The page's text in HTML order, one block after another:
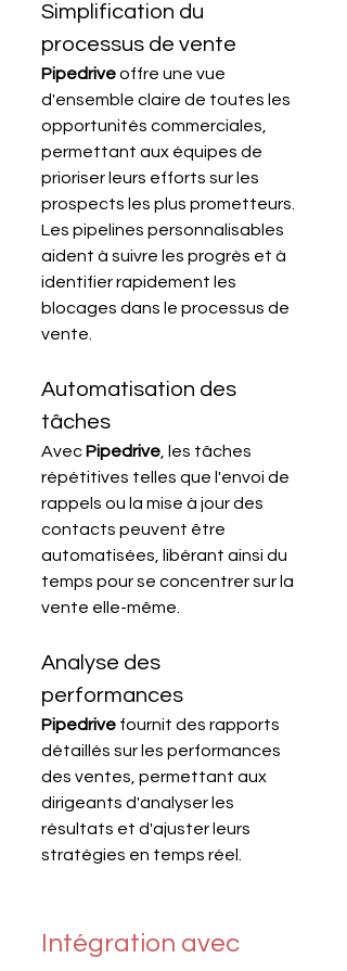
Simplification du
processus de vente
Pipedrive offre une vue
d'ensemble claire de toutes les
opportunités commerciales,
permettant aux équipes de
prioriser leurs efforts sur les
prospects les plus prometteurs.
Les pipelines personnalisables
aident à suivre les progrès et à
identifier rapidement les
blocages dans le processus de
vente.
Automatisation des
tâches
Avec Pipedrive , les tâches
répétitives telles que l'envoi de
rappels ou la mise à jour des
contacts peuvent être
automatisées, libérant ainsi du
temps pour se concentrer sur la
vente elle-même.
Analyse des
performances
Pipedrive fournit des rapports
détaillés sur les performances
des ventes, permettant aux
dirigeants d'analyser les
résultats et d'ajuster leurs
stratégies en temps réel.
Intégration avec